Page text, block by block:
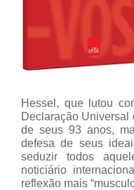
Hessel, que lutou
Declaração Universal
de seus 93 anos,
defesa de seus
seduzir todos
noticiário
reflexão mais